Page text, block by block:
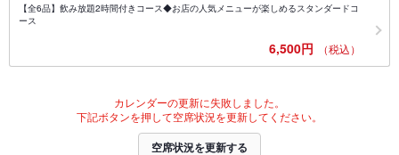
【全6品】飲み放題2時間付きコース◆お店の人気メニューが楽しめるスタンダードコ
ース
6,500円 （税込）
カレンダーの更新に失敗しました。
下記ボタンを押して空席状況を更新してください。
空席状況を更新する